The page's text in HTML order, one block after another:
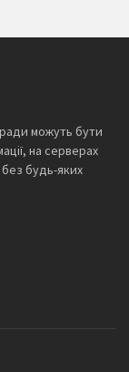
ради можуть бути
на серверах
без будь-яких